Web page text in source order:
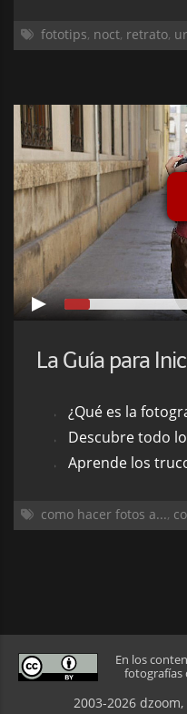
fototips, noct, retrato,
¿Qué es la
Descubre todo lo que
Aprende los trucos y
como hacer fotos a...,
En los
fotografías
2003-2026